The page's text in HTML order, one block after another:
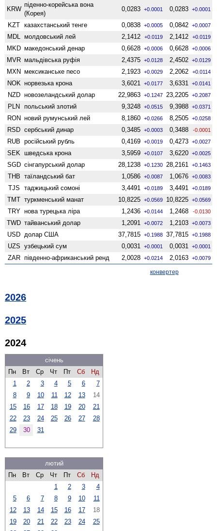
KRW
піденно-корейська вона
(Корея)
0,0283 +0.0001 0,0283 +0.0001
KZT казахстанський тенге 0,0838 +0.0005 0,0842 +0.0007
MDL молдовський лей 2,1412 +0.0119 2,1412 +0.0119
MKD македонський денар 0,6628 +0.0006 0,6628 +0.0006
MVR мальдівська руфія 2,4375 +0.0128 2,4502 +0.0129
MXN мексиканське песо 2,1923 +0.0029 2,2062 +0.0114
NOK норвезька крона 3,6021 +0.0177 3,6331 +0.0141
NZD ново­зеландський долар 22,9863 +0.1247 23,2205 +0.2087
PLN польський злотий 9,3248 +0.0515 9,3988 +0.0371
RON новий румунський лей 8,1860 +0.0266 8,2505 +0.0258
RSD сербський динар 0,3485 +0.0003 0,3488 -0.0001
RUB російський рубль 0,4169 +0.0019 0,4273 +0.0027
SEK шведська крона 3,5959 +0.0107 3,6220 +0.0025
SGD сінгапурський долар 28,1238 +0.1230 28,2161 +0.1463
THB таїландський бат 1,0586 +0.0087 1,0676 +0.0083
TJS таджицький сомоні 3,4491 +0.0189 3,4491 +0.0189
TMT туркменський манат 10,8225 +0.0569 10,8225 +0.0569
TRY нова турецька ліра 1,2436 +0.0144 1,2468 -0.0130
TWD тайванський долар 1,2091 +0.0072 1,2103 +0.0073
USD долар США 37,7815 +0.1988 37,7815 +0.1988
UZS узбецький сум 0,0031 +0.0001 0,0031 +0.0001
ZAR південно-африканський ренд 2,0028 +0.0214 2,0163 +0.0079
конвертер
2026
2025
2024
січень
Пн
Вт Ср Чт Пт Сб
Нд
1
2 3 4 5 6
7
8
9 10 11 12 13
14
15
16 17 18 19 20
21
22
23 24 25 26 27
28
29
30 31
лютий
Пн
Вт Ср Чт Пт Сб
Нд
1
2 3
4
5
6 7 8 9 10
11
12
13 14 15 16 17
18
19
20 21 22 23 24
25